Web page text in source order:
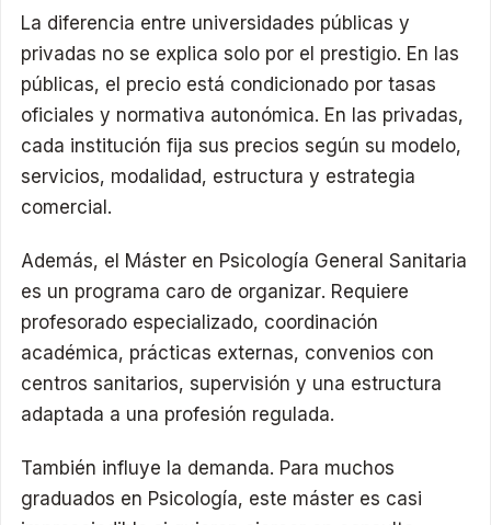
La diferencia entre universidades públicas y
privadas no se explica solo por el prestigio. En las
públicas, el precio está condicionado por tasas
oficiales y normativa autonómica. En las privadas,
cada institución fija sus precios según su modelo,
servicios, modalidad, estructura y estrategia
comercial.
Además, el Máster en Psicología General Sanitaria
es un programa caro de organizar. Requiere
profesorado especializado, coordinación
académica, prácticas externas, convenios con
centros sanitarios, supervisión y una estructura
adaptada a una profesión regulada.
También influye la demanda. Para muchos
graduados en Psicología, este máster es casi